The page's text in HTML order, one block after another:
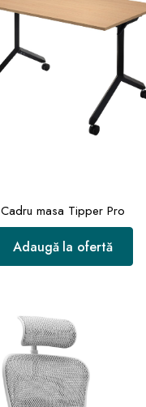
Cadru masa Tipper Pro
Adaugă la ofertă